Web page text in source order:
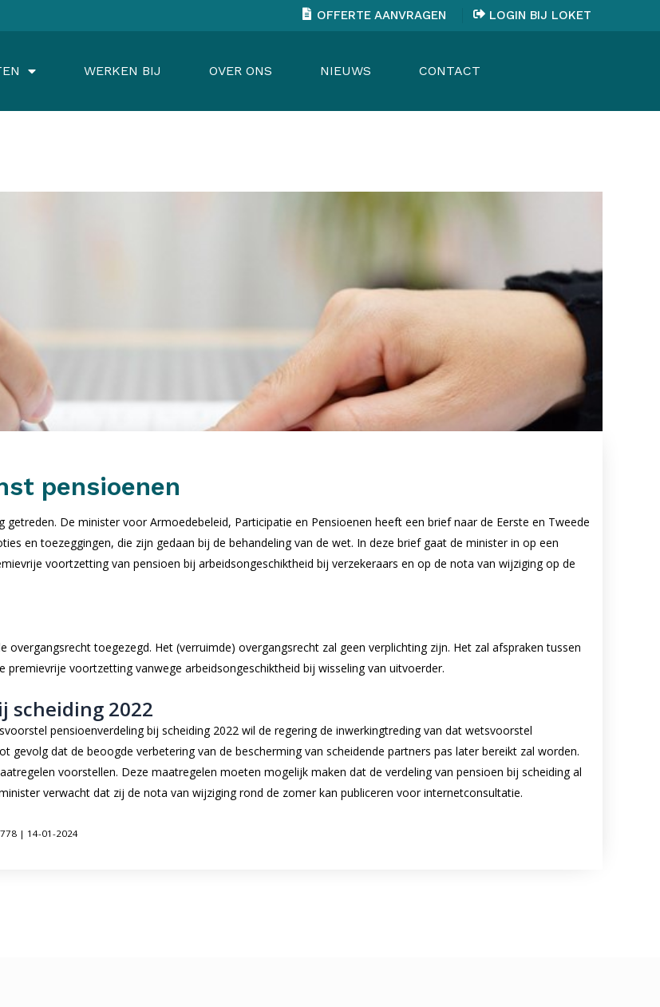
OFFERTE AANVRAGEN LOGIN BIJ LOKET
WERKEN BIJ OVER ONS NIEUWS CONTACT
pensioenen
De minister voor Armoedebeleid, Participatie en Pensioenen heeft een brief naar de Eerste en Tweede
en toezeggingen, die zijn gedaan bij de behandeling van de wet. In deze brief gaat de minister in op een
voortzetting van pensioen bij arbeidsongeschiktheid bij verzekeraars en op de nota van wijziging op de
toegezegd. Het (verruimde) overgangsrecht zal geen verplichting zijn. Het zal afspraken tussen
voortzetting vanwege arbeidsongeschiktheid bij wisseling van uitvoerder.
scheiding 2022
pensioenverdeling bij scheiding 2022 wil de regering de inwerkingtreding van dat wetsvoorstel
gevolg dat de beoogde verbetering van de bescherming van scheidende partners pas later bereikt zal worden.
voorstellen. Deze maatregelen moeten mogelijk maken dat de verdeling van pensioen bij scheiding al
verwacht dat zij de nota van wijziging rond de zomer kan publiceren voor internetconsultatie.
| 14-01-2024